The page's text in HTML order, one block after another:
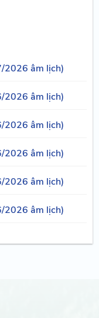
2026 âm lịch)
2026 âm lịch)
2026 âm lịch)
2026 âm lịch)
2026 âm lịch)
2026 âm lịch)